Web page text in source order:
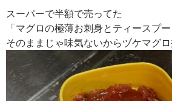
スーパーで半額で売ってた
「マグロの極薄お刺身とティースプ
そのままじゃ味気ないからヅケマグ